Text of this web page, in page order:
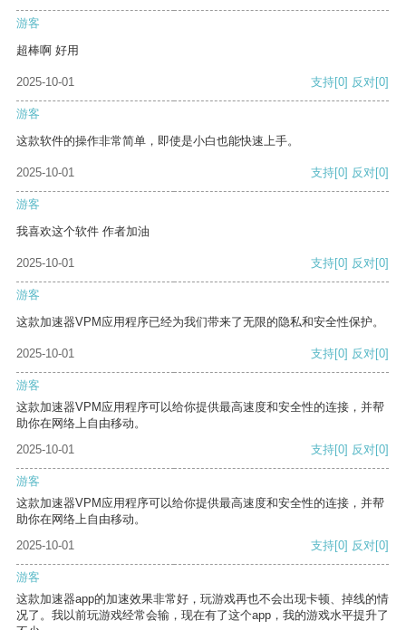
游客
超棒啊 好用
2025-10-01 支持[0] 反对[0]
游客
这款软件的操作非常简单，即使是小白也能快速上手。
2025-10-01 支持[0] 反对[0]
游客
我喜欢这个软件 作者加油
2025-10-01 支持[0] 反对[0]
游客
这款加速器VPM应用程序已经为我们带来了无限的隐私和安全性保护。
2025-10-01 支持[0] 反对[0]
游客
这款加速器VPM应用程序可以给你提供最高速度和安全性的连接，并帮
助你在网络上自由移动。
2025-10-01
支持[0] 反对[0]
游客
这款加速器VPM应用程序可以给你提供最高速度和安全性的连接，并帮
助你在网络上自由移动。
2025-10-01
支持[0] 反对[0]
游客
这款加速器app的加速效果非常好，玩游戏再也不会出现卡顿、掉线的情
况了。我以前玩游戏经常会输，现在有了这个app，我的游戏水平提升了